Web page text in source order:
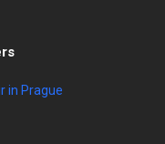
in Prague